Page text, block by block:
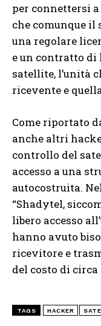
per connettersi
che comunque il
una regolare
e un contratto di
satellite, l’unità
ricevente e
Come riportato
anche altri
controllo del
accesso a una
autocostruita.
“Shadytel,
libero accesso
hanno avuto
ricevitore e
del costo di
TAGS HACKER